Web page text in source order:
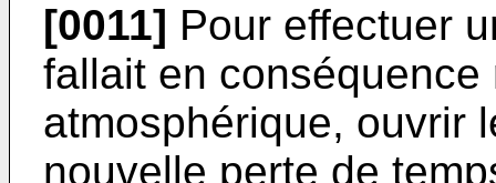
[0011] Pour effectuer
fallait en
atmosphérique, ouvrir
nouvelle perte de